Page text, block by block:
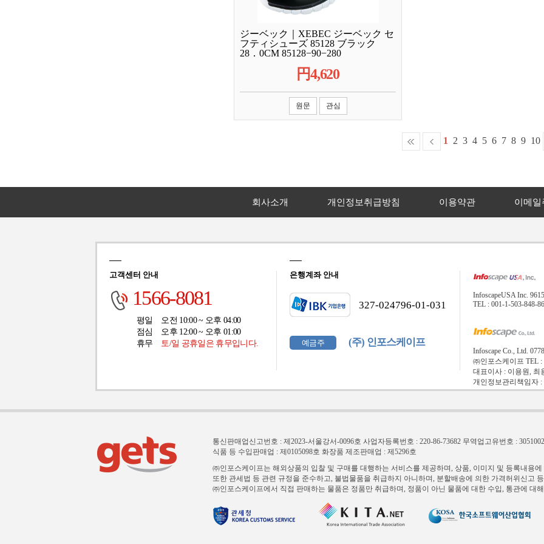
ジーベック｜XEBEC ジーベック セ
フティシューズ 85128 ブラック
28．0CM 85128−90−280
円4,620
원문 관심
1 2 3 4 5 6 7 8 9 10
회사소개 개인정보취급방침 이용약관 이메일
고객센터 안내
1566-8081
평일
오전 10:00 ~ 오후 04:00
점심
오후 12:00 ~ 오후 01:00
휴무
토/일 공휴일은 휴무입니다.
은행계좌 안내
327-024796-01-031
예금주 (주) 인포스케이프
InfoscapeUSA Inc.
TEL : 001-1-503-848-
Infoscape Co., Ltd.
㈜인포스케이프 TEL :
대표이사 : 이용원, 최
개인정보관리책임자 :
통신판매업신고번호 : 제2023-서울강서-0096호 사업자등록번호 : 220-86-73682 무역업고유번호 :
식품 등 수입판매업 : 제0105098호 화장품 제조판매업 : 제5296호
㈜인포스케이프는 해외상품의 입찰 및 구매를 대행하는 서비스를 제공하며, 상품, 이미지 및 등록내용
또한 관세법 등 관련 규정을 준수하고, 불법물품을 취급하지 아니하며, 분할배송에 의한 가격허위신고
㈜인포스케이프에서 직접 판매하는 물품은 정품만 취급하며, 정품이 아닌 물품에 대한 수입, 통관에 대